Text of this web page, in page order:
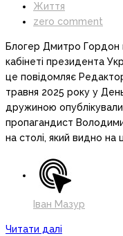
Життя
zero comment
Блогер Дмитро Гордон
кабінеті президента
це повідомляє
травня 2025 року у
дружиною
пропагандист
на столі, який видно на
Іван Мазур
Читати далі